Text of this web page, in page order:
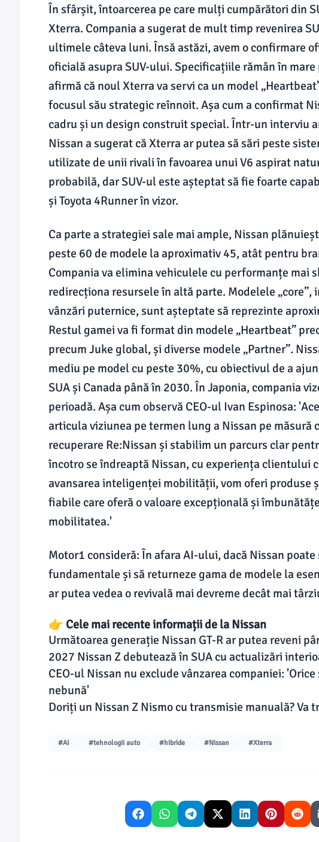
În sfârșit, întoarcerea pe care mulți cumpărători din
Xterra. Compania a sugerat de mult timp revenirea
ultimele câteva luni. Însă astăzi, avem o confirmare
oficială asupra SUV-ului. Specificațiile rămân în
afirmă că noul Xterra va servi ca un model
focusul său strategic reînnoit. Așa cum a confirmat
cadru și un design construit special. Într-un interviu
Nissan a sugerat că Xterra ar putea să sări peste
utilizate de unii rivali în favoarea unui V6 aspirat
probabilă, dar SUV-ul este așteptat să fie foarte
și Toyota 4Runner în vizor.
Ca parte a strategiei sale mai ample, Nissan
peste 60 de modele la aproximativ 45, atât pentru
Compania va elimina vehiculele cu performanțe mai
redirecționa resursele în altă parte. Modelele „core”,
vânzări puternice, sunt așteptate să reprezinte
Restul gamei va fi format din modele „Heartbeat”
precum Juke global, și diverse modele „Partner”.
mediu pe model cu peste 30%, cu obiectivul de a
SUA și Canada până în 2030. În Japonia, compania
perioadă. Așa cum observă CEO-ul Ivan Espinosa:
articula viziunea pe termen lung a Nissan pe măsură
recuperare Re:Nissan și stabilim un parcurs clar
încotro se îndreaptă Nissan, cu experiența clientului
avansarea inteligenței mobilității, vom oferi produse
fiabile care oferă o valoare excepțională și
mobilitatea.'
Motor1 consideră: În afara AI-ului, dacă Nissan
fundamentale și să returneze gama de modele la
ar putea vedea o revivală mai devreme decât mai
👉 Cele mai recente informații de la Nissan
Următoarea generație Nissan GT-R ar putea reveni
2027 Nissan Z debutează în SUA cu actualizări
CEO-ul Nissan nu exclude vânzarea companiei:
nebună'
Doriți un Nissan Z Nismo cu transmisie manuală? Va
#AI #tehnologii auto #hibride #Nissan #Xterra